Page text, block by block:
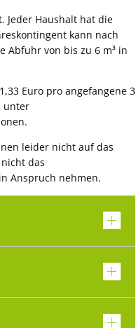
Jeder Haushalt hat die
kann nach
Abfuhr von bis zu 6 m³ in
Euro pro angefangene 3
unter
leider nicht auf das
das
Anspruch nehmen.